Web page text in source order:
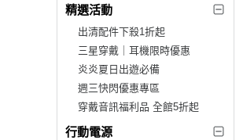
精選活動
出清配件下殺1折起
三星穿戴｜耳機限時優惠
炎炎夏日出遊必備
週三快閃優惠專區
穿戴音訊福利品 全館5折起
行動電源